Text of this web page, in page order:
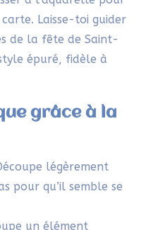
pour une
Nicolas
et le manteau de